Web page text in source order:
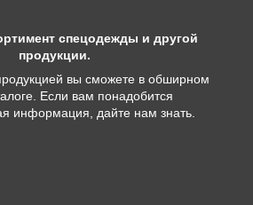
спецодежды и другой
продукции.
вы сможете в обширном
Если вам понадобится
информация, дайте нам знать.